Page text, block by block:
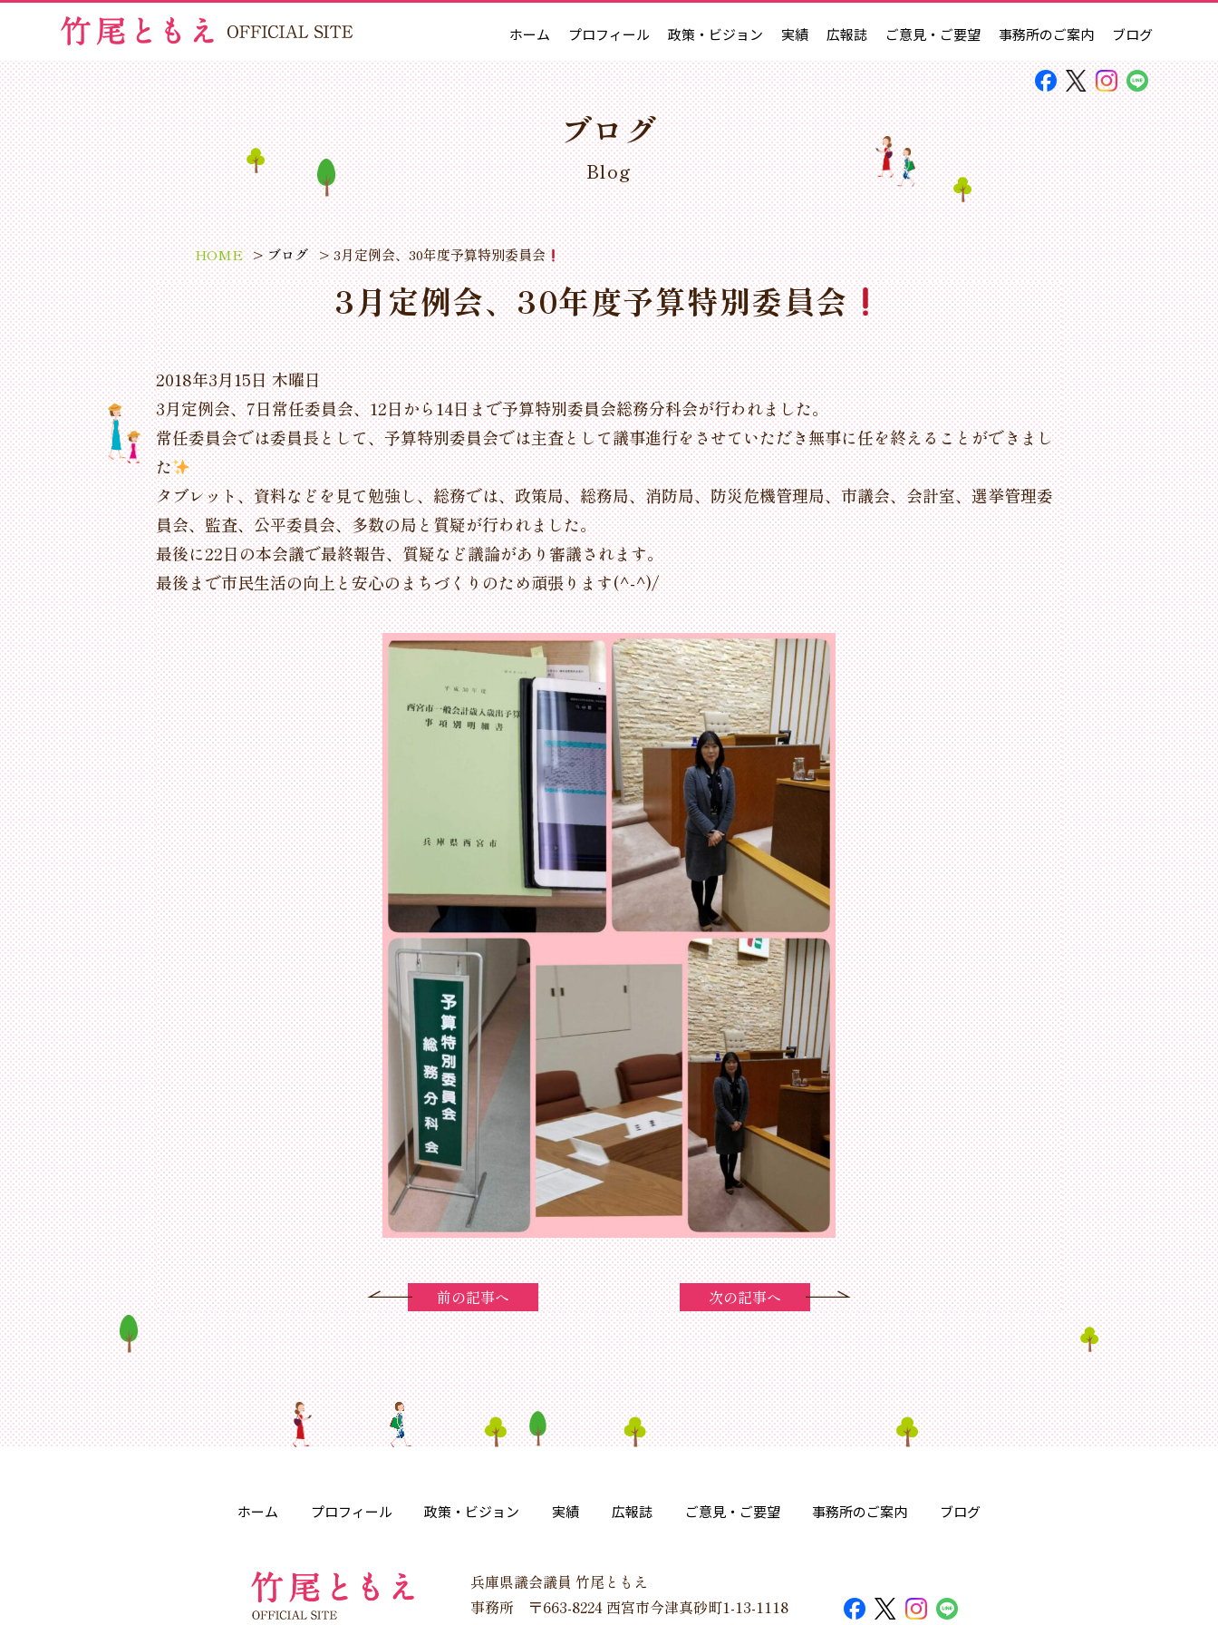
ホーム プロフィール 政策・ビジョン 実績 広報誌 ご意見・ご要望 事務所のご案内 ブログ
ブログ
Blog
HOME ブログ 3月定例会、30年度予算特別委員会
3月定例会、30年度予算特別委員会
2018年3月15日 木曜日
3月定例会、7日常任委員会、12日から14日まで予算特別委員会総務分科会が行われました。
常任委員会では委員長として、予算特別委員会では主査として議事進行をさせていただき無事に任を終えることができまし
た
タブレット、資料などを見て勉強し、総務では、政策局、総務局、消防局、防災危機管理局、市議会、会計室、選挙管理委
員会、監査、公平委員会、多数の局と質疑が行われました。
最後に22日の本会議で最終報告、質疑など議論があり審議されます。
最後まで市民生活の向上と安心のまちづくりのため頑張ります(^-^)/
前の記事へ 次の記事へ
ホーム プロフィール 政策・ビジョン 実績 広報誌 ご意見・ご要望 事務所のご案内 ブログ
兵庫県議会議員 竹尾ともえ
事務所 〒663-8224 西宮市今津真砂町1-13-1118